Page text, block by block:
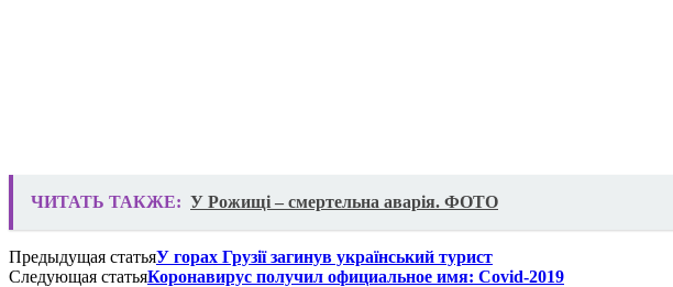
ЧИТАТЬ ТАКЖЕ: У Рожищі – смертельна аварія. ФОТО
Предыдущая статьяУ горах Грузії загинув український турист
Следующая статьяКоронавирус получил официальное имя: Covid-2019